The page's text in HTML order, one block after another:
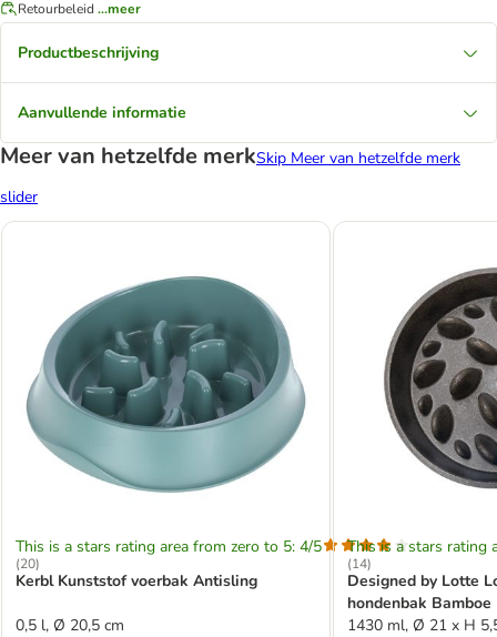
Retourbeleid ...meer
Productbeschrijving
Aanvullende informatie
Meer van hetzelfde merkSkip Meer van hetzelfde merk
slider
This is a stars rating area from zero to 5: 4/5
(20)
Kerbl Kunststof voerbak Antisling
0,5 l, Ø 20,5 cm
This is a stars rating
(14)
Designed by Lotte
hondenbak Bamboe
1430 ml, Ø 21 x H